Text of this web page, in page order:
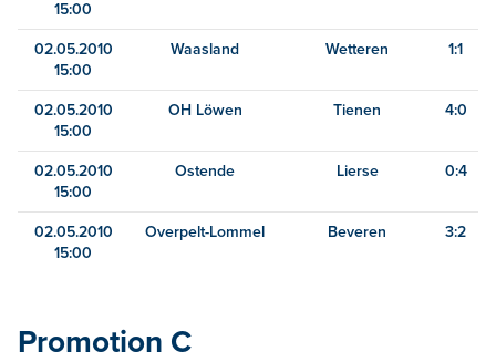
15:00
02.05.2010
15:00
Waasland Wetteren 1:1
02.05.2010
15:00
OH Löwen Tienen 4:0
02.05.2010
15:00
Ostende Lierse 0:4
02.05.2010
15:00
Overpelt-Lommel Beveren 3:2
Promotion C